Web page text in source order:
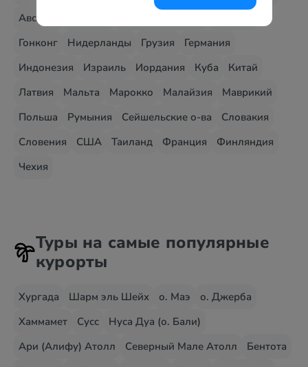
Австрия
Гонконг
Нидерланды Грузия
Германия
Индонезия
Израиль Иордания Куба
Китай
Латвия
Мальта Марокко Малайзия
Маврикий
Польша
Румыния Сейшельские о-ва
Словакия
Словения
США Таиланд Франция
Финляндия
Чехия
Туры на самые популярные
курорты
Хургада Шарм эль Шейх о. Маэ
о. Джерба
Хаммамет
Сусс
Нуса Дуа (о. Бали)
Ари (Алифу) Атолл
Северный Мале Атолл
Бентота